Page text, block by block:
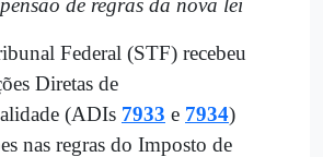
de regras da nova lei
Federal (STF) recebeu
Diretas de
(ADIs 7933 e 7934)
nas regras do Imposto de